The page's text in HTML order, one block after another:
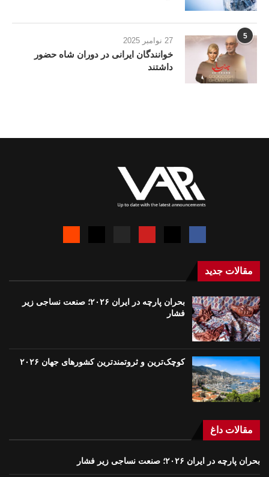
5 27 نوامبر 2025
خوانندگان ایرانی در دوران شاه حضور
داشتند
مقالات جدید
بحران پارچه در ایران ۲۰۲۶؛ صنعت نساجی زیر
فشار
کوچک‌ترین و ثروتمندترین کشورهای جهان ۲۰۲۶
مقالات داغ
بحران پارچه در ایران ۲۰۲۶؛ صنعت نساجی زیر فشار